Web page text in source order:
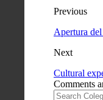
Previous
Apertura
Next
Cultural
Comments